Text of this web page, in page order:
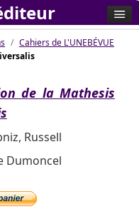
Cahiers de L'UNEBÉVUE
de la Mathesis
Russell
Dumoncel